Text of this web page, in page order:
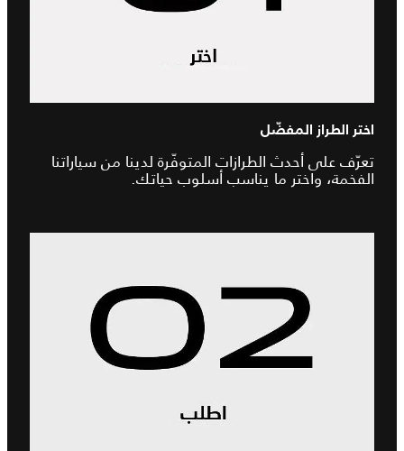
اختر الطراز المفضّل
تعرّف على أحدث الطرازات المتوفّرة لدينا من سياراتنا
الفخمة، واختر ما يناسب أسلوب حياتك.